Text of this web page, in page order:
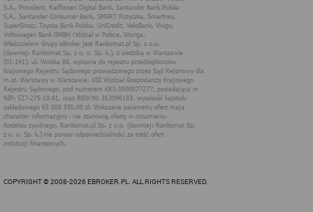
COPYRIGHT © 2008-2026 EBROKER.PL. ALL RIGHTS RESERVED.
cookies i inne podobne technologie
Informacje zapisane w plikach cookies pomagają w dostosowaniu
zawartości strony internetowej do oczekiwań i potrzeb danego
użytkownika. użytkowników. Przykładowo:
cookies systemowe są niezbędne dla prawidłowego
funkcjonowania pewnych elementów strony i utrzymania
połączenia z serwerem;
cookies uwierzytelniające pomagają w korzystanie z
dodatkowych funkcjonalności strony, umożliwiają łatwe
logowanie, zapamiętanie ustawień strony internetowej,
wybranych przez użytkownika,
cookie analityczne, służą do badania i analizy zasięgu
usług oferowanych za pośrednictwem strony.